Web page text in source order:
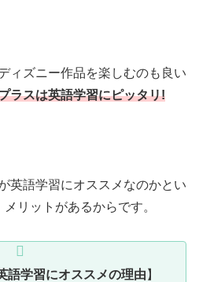
ィズニー作品を楽しむのも良い
ラスは英語学習にピッタリ!
英語学習にオススメなのかとい
リットがあるからです。
語学習にオススメの理由 】